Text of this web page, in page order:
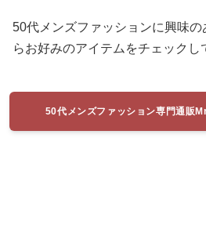
50代メンズファッションに興味
らお好みのアイテムをチェックし
50代メンズファッション専門通販